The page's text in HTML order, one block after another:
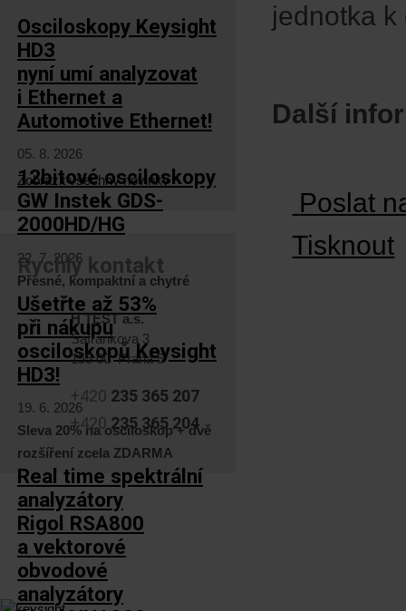
jednotka
Další
Poslat
Tisknout
Osciloskopy Keysight
HD3
nyní umí analyzovat
i Ethernet a
Automotive Ethernet!
05. 8. 2026
12bitové osciloskopy
GW Instek GDS-
2000HD/HG
22. 7. 2026
Přesné, kompaktní a chytré
Ušetřte až 53%
při nákupu
osciloskopů Keysight
HD3!
19. 6. 2026
Sleva 20% na osciloskop + dvě
rozšíření zcela ZDARMA
Real time spektrální
analyzátory
Rigol RSA800
a vektorové
obvodové
analyzátory
Zobrazit všechny novinky
Rychlý kontakt
H TEST a.s.
Šafránkova 3
155 00 Praha 5
+420 235 365 207
+420 235 365 204